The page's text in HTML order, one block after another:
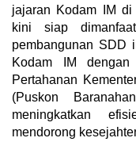
jajaran Kodam IM
kini siap
pembangunan SDD
Kodam IM
Pertahanan
(Puskon
meningkatkan
mendorong